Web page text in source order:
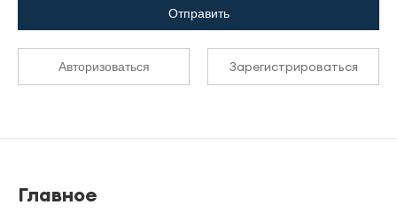
Отправить
Авторизоваться Зарегистрироваться
Главное